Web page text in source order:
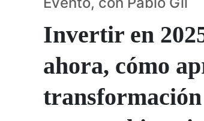
Invertir en
ahora, cómo
transformación